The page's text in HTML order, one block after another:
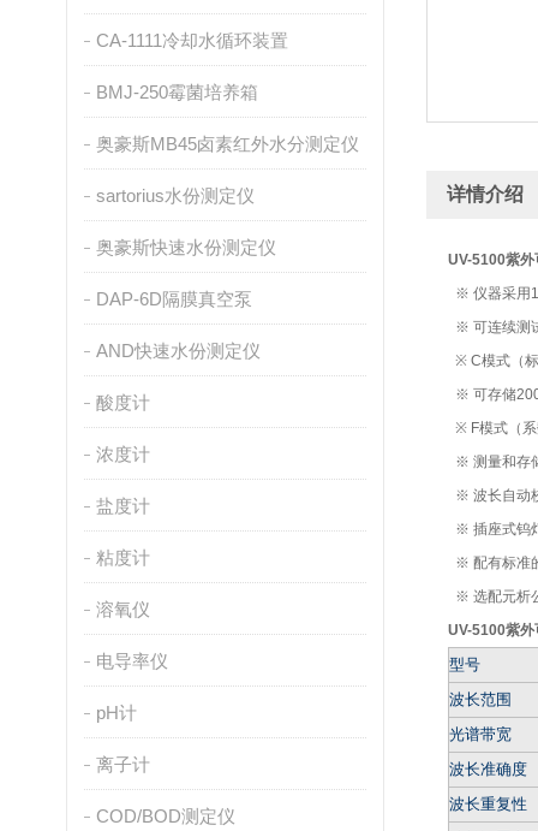
CA-1111冷却水循环装置
BMJ-250霉菌培养箱
奥豪斯MB45卤素红外水分测定仪
sartorius水份测定仪
奥豪斯快速水份测定仪
DAP-6D隔膜真空泵
AND快速水份测定仪
酸度计
浓度计
盐度计
粘度计
溶氧仪
电导率仪
pH计
离子计
COD/BOD测定仪
详情介绍
UV-5100紫
※ 仪器采用
※ 可连续测
※ C模式（
※ 可存储
※ F模式（
※ 测量和存
※ 波长自动
※ 插座式钨
※ 配有标准
※ 选配元析
UV-5100紫
型号
波长范围
光谱带宽
波长准确度
波长重复性